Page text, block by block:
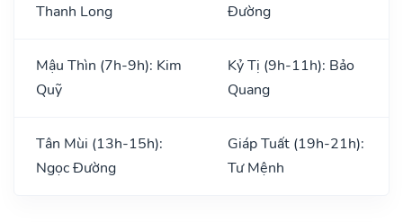
Thanh Long
Đường
Mậu Thìn (7h-9h): Kim
Quỹ
Kỷ Tị (9h-11h): Bảo
Quang
Tân Mùi (13h-15h):
Ngọc Đường
Giáp Tuất (19h-21h):
Tư Mệnh